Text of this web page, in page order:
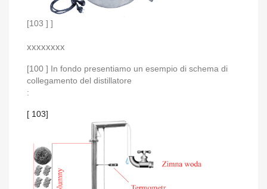
[103 ] ]
xxxxxxxx
[100 ] In fondo presentiamo un esempio di schema di
collegamento del distillatore
:
[ 103]